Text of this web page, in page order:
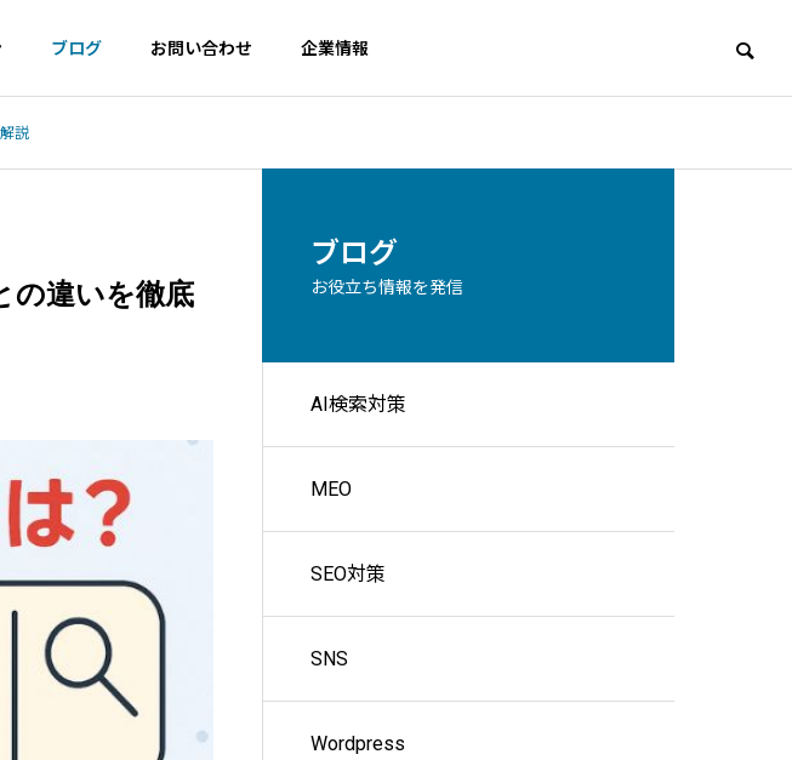
ブログ お問い合わせ 企業情報
は必
サジェスト対策
告）
メタ情報の矛盾はどう直す？G
Access
説
の違いを徹底
ブログ
お役立ち情報を発信
AI検索対策
MEO
SEO対策
SNS
Wordpress